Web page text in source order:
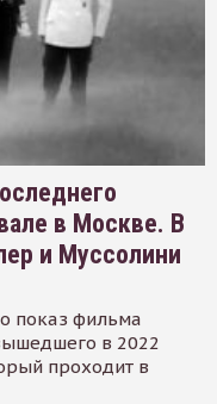
в Москве. В
и Муссолини
показ фильма
в 2022
проходит в